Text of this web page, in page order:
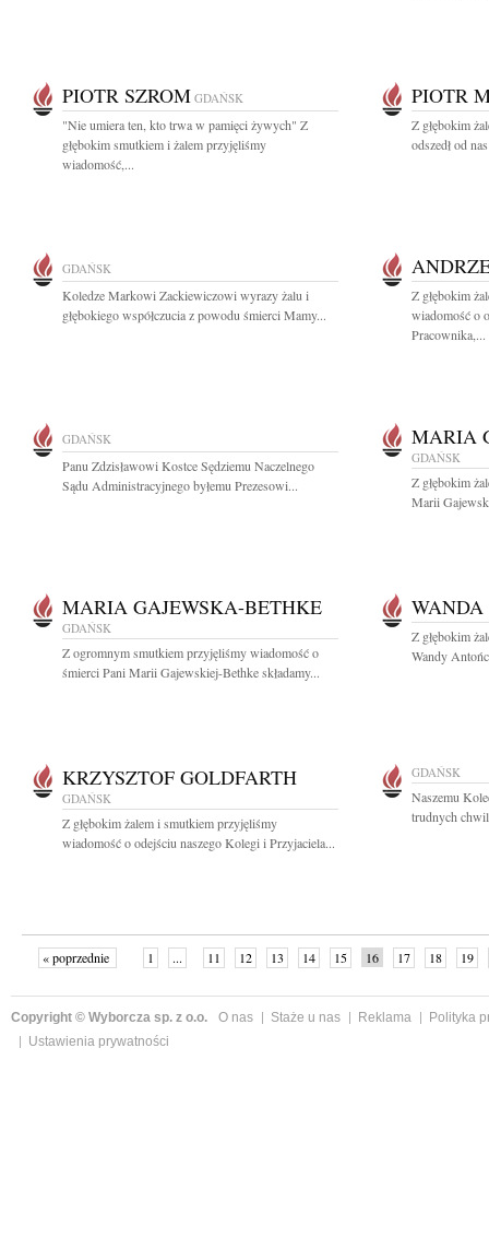
PIOTR SZROM GDAŃSK
"Nie umiera ten, kto trwa w pamięci żywych" Z
głębokim smutkiem i żalem przyjęliśmy
wiadomość,...
PIOTR
Z głębokim
odszedł od
GDAŃSK
Koledze Markowi Zackiewiczowi wyrazy żalu i
głębokiego współczucia z powodu śmierci Mamy...
Z głębokim
wiadomość o
Pracownika,...
GDAŃSK
Panu Zdzisławowi Kostce Sędziemu Naczelnego
Sądu Administracyjnego byłemu Prezesowi...
MARIA
GDAŃSK
Z głębokim
Marii
MARIA GAJEWSKA-BETHKE
GDAŃSK
Z ogromnym smutkiem przyjęliśmy wiadomość o
śmierci Pani Marii Gajewskiej-Bethke składamy...
Z głębokim
Wandy
KRZYSZTOF GOLDFARTH
GDAŃSK
Z głębokim żalem i smutkiem przyjęliśmy
wiadomość o odejściu naszego Kolegi i Przyjaciela...
GDAŃSK
Naszemu
trudnych
« poprzednie 1 ... 11 12 13 14 15 16 17 18
19
Copyright © Wyborcza sp. z o.o. O nas Staże u nas Reklama
Polityka
Ustawienia prywatności